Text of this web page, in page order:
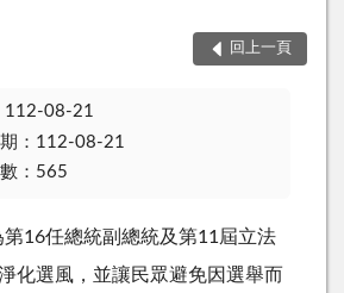
回上一頁
112-08-21
：112-08-21
：565
第16任總統副總統及第11 屆立法
化選風，並讓民眾避免因選舉而